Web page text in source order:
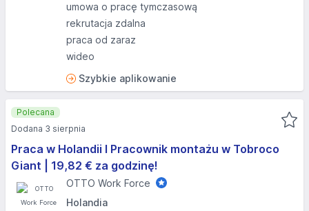
umowa o pracę tymczasową
rekrutacja zdalna
praca od zaraz
wideo
Szybkie aplikowanie
Praca w Holandii I Pracownik montażu w Tobroco
Giant | 19,82 € za godzinę!
OTTO Work Force
Holandia
Polecana
Dodana 3 sierpnia